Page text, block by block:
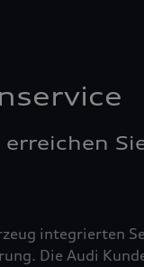
integrierten
Die Audi